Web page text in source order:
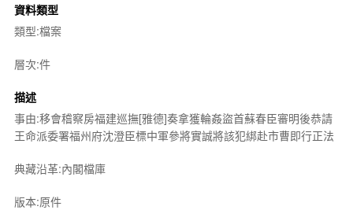
資料類型
類型:檔案
層次:件
描述
事由:移會稽察房福建巡撫[雅德]奏拿獲輪姦盜首蘇春臣審明後恭請
王命派委署福州府沈澄臣標中軍參將實誠將該犯綁赴市曹即行正法
典藏沿革:內閣檔庫
版本:原件